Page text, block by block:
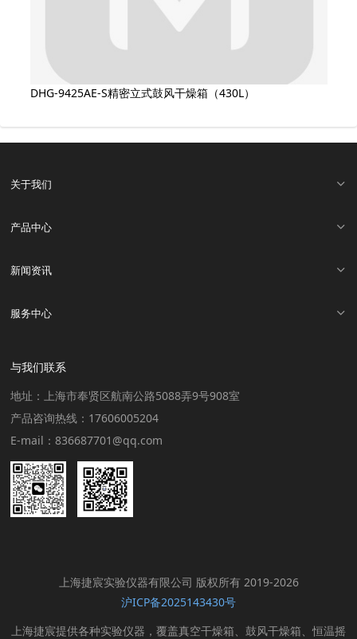
DHG-9425AE-S精密立式鼓风干燥箱（430L）
关于我们
产品中心
新闻资讯
服务中心
与我们联系
地址：上海市奉贤区航南公路5088弄9号908室
产品咨询热线：17606005204
E-mail：836687701@qq.com
上海捷宸实验仪器有限公司 版权所有 2019-2026
沪ICP备2025143430号
上海捷宸提供各种实验仪器，覆盖真空干燥箱、鼓风干燥箱、恒温摇